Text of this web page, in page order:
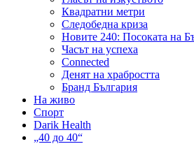
Квадратни метри
Следобедна криза
Новите 240: Посоката на
Часът на успеха
Connected
Денят на храбростта
Бранд България
На живо
Спорт
Darik Health
„40 до 40“